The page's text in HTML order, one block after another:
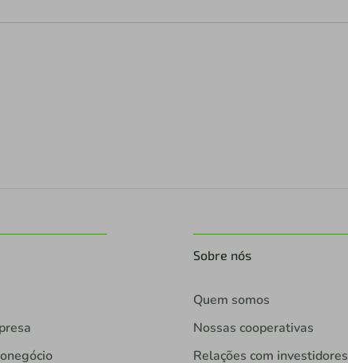
Sobre nós
Quem somos
Nossas cooperativas
Relações com investidores